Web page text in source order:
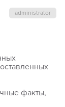
administrator
факты,